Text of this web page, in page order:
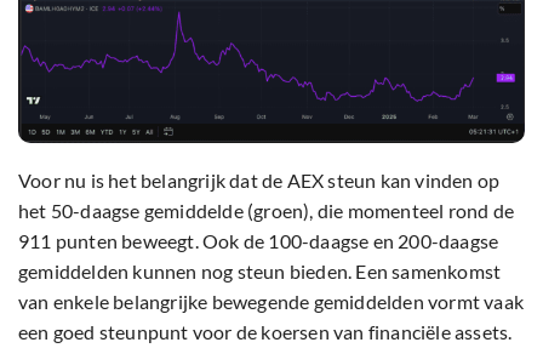
Voor nu is het belangrijk dat de AEX steun kan vinden op
het 50-daagse gemiddelde (groen), die momenteel rond de
911 punten beweegt. Ook de 100-daagse en 200-daagse
gemiddelden kunnen nog steun bieden. Een samenkomst
van enkele belangrijke bewegende gemiddelden vormt vaak
een goed steunpunt voor de koersen van financiële assets.